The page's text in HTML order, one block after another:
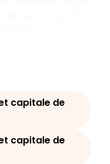
capitale de
capitale de